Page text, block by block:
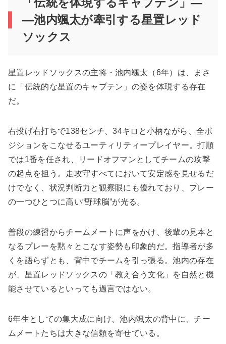
「伝統を体現するキャプテン」―
―池内颯太が牽引する星置レッド
ソックス
星置レッドソックスの主将・池内颯太（6年）は、まさ
に「伝統的な星置のキャプテン」の姿を体現する存在
だ。
右投げ右打ちで138センチ、34キロと小柄ながら、全ポ
ジションをこなせるユーティリティープレイヤー。打順
では1番を任され、リードオフマンとしてチームの攻撃
の起点を担う。走攻守すべてにおいて安定感を見せるだ
けでなく、状況判断力と観察眼にも優れており、プレー
の一つひとつに高い“野球脳”が光る。
普段の練習からチームメートに声をかけ、後輩の見本と
なるプレーを黙々とこなす姿勢も印象的だ。指導者が多
くを語らずとも、背中でチームを引っ張る。池内の存在
が、星置レッドソックスの「教え合う文化」を自然と機
能させているといっても過言ではない。
6年生としての集大成に向け、池内颯太の背中に、チー
ムメートたちは大きな信頼を寄せている。